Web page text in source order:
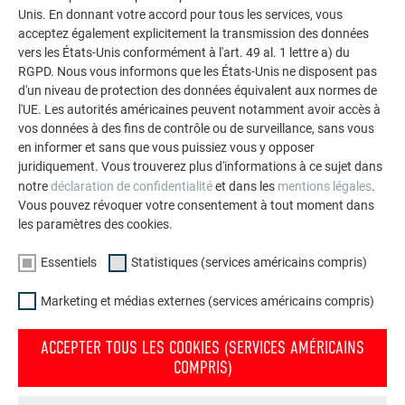
façades.
VOIR DAVANTAGE DE RÉFÉRENCES
Unis. En donnant votre accord pour tous les services, vous
acceptez également explicitement la transmission des données
vers les États-Unis conformément à l'art. 49 al. 1 lettre a) du
RGPD. Nous vous informons que les États-Unis ne disposent pas
d'un niveau de protection des données équivalent aux normes de
l'UE. Les autorités américaines peuvent notamment avoir accès à
vos données à des fins de contrôle ou de surveillance, sans vous
en informer et sans que vous puissiez vous y opposer
juridiquement. Vous trouverez plus d'informations à ce sujet dans
notredéclaration de confidentialitéet dans les mentions légales.
Vous pouvez révoquer votre consentement à tout moment dans
les paramètres des cookies.
Essentiels Statistiques (services américains compris)
Marketing et médias externes (services américains compris)
ACCEPTER TOUS LES COOKIES (SERVICES AMÉRICAINS
COMPRIS)